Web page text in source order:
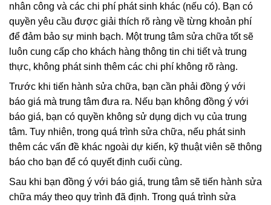
nhân công và các chi phí phát sinh khác (nếu có). Bạn có
quyền yêu cầu được giải thích rõ ràng về từng khoản phí
để đảm bảo sự minh bạch. Một trung tâm sửa chữa tốt sẽ
luôn cung cấp cho khách hàng thông tin chi tiết và trung
thực, không phát sinh thêm các chi phí không rõ ràng.
Trước khi tiến hành sửa chữa, bạn cần phải đồng ý với
báo giá mà trung tâm đưa ra. Nếu bạn không đồng ý với
báo giá, bạn có quyền không sử dụng dịch vụ của trung
tâm. Tuy nhiên, trong quá trình sửa chữa, nếu phát sinh
thêm các vấn đề khác ngoài dự kiến, kỹ thuật viên sẽ thông
báo cho bạn để có quyết định cuối cùng.
Sau khi bạn đồng ý với báo giá, trung tâm sẽ tiến hành sửa
chữa máy theo quy trình đã định. Trong quá trình sửa